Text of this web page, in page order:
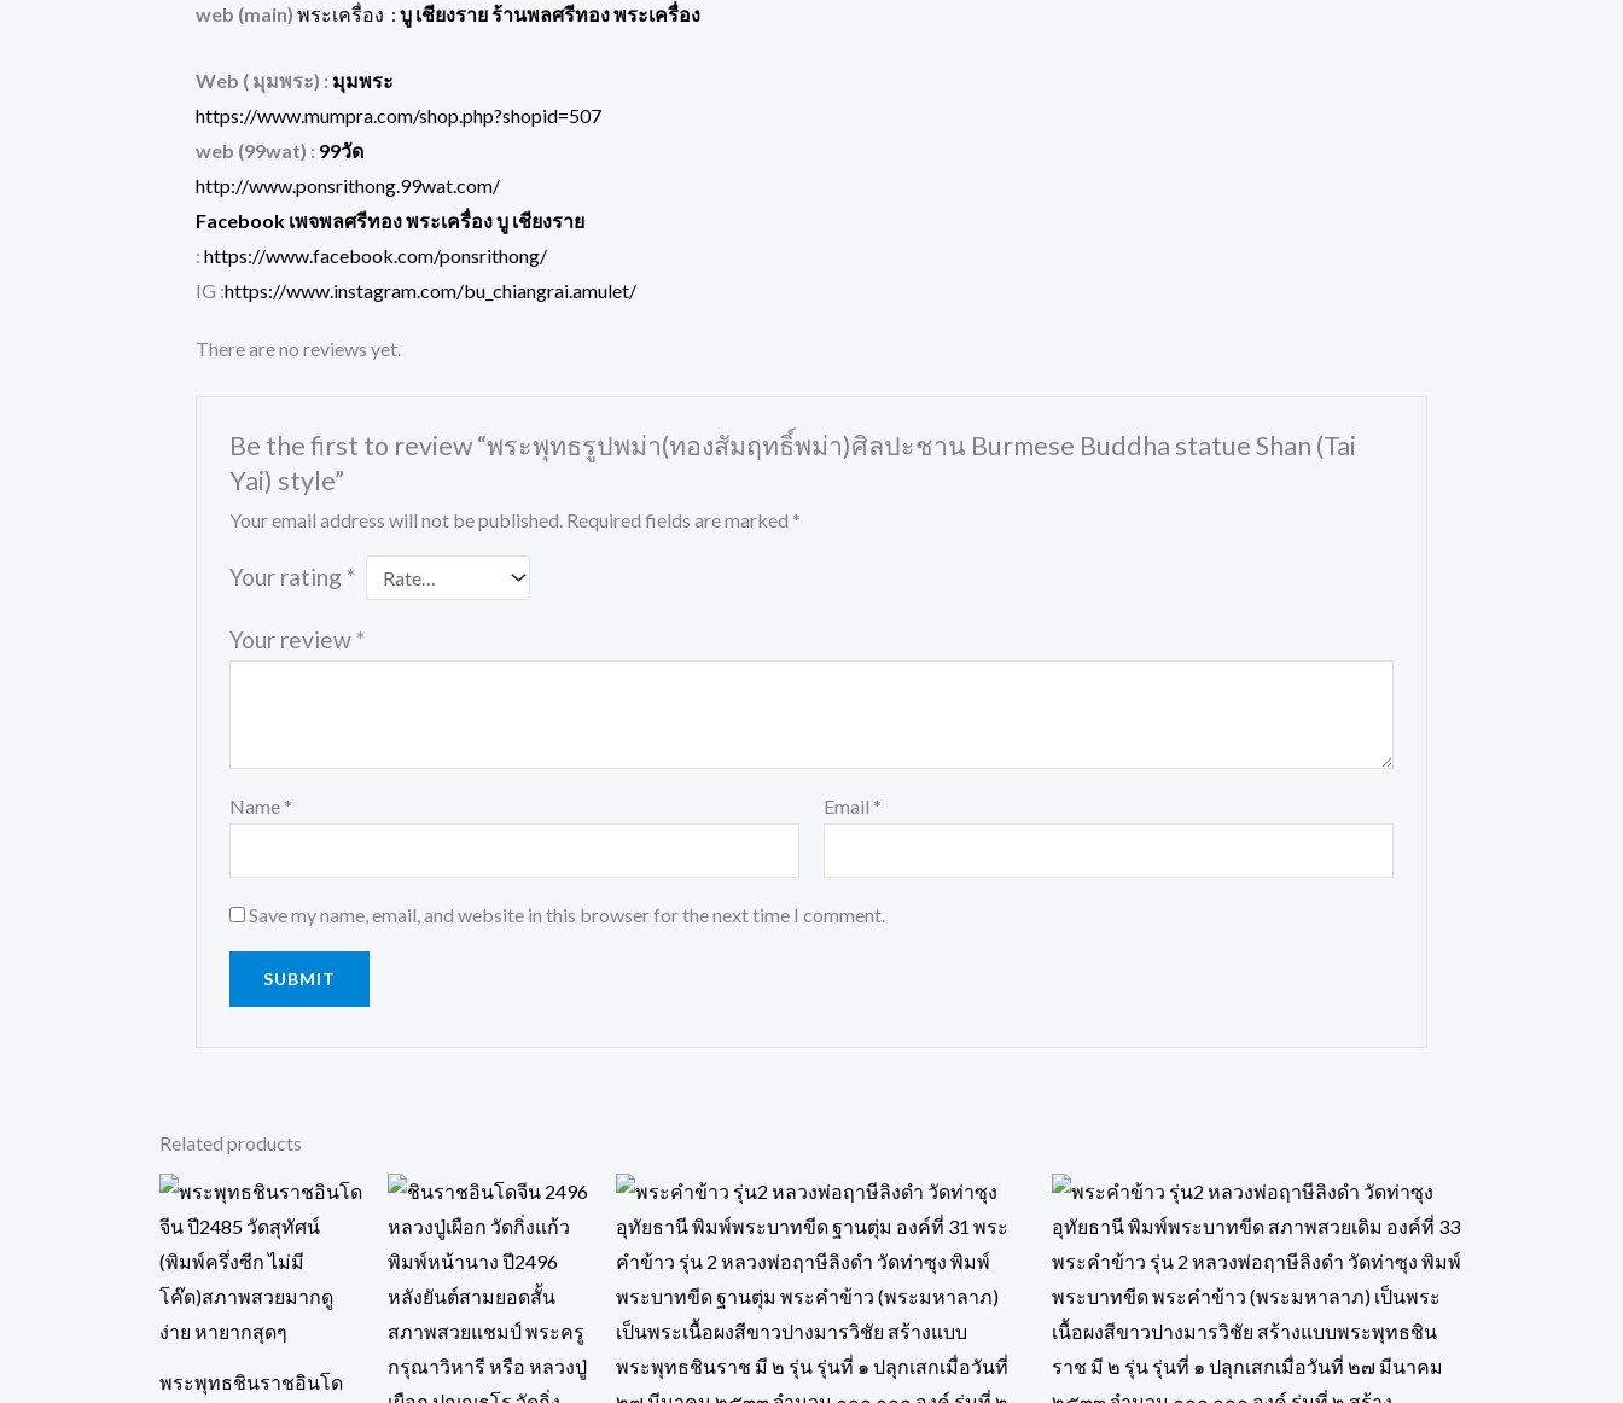
web (main) พระเครื่อง : บู เชียงราย ร้านพลศรีทอง พระเครื่อง
Web ( มุมพระ) : มุมพระ
https://www.mumpra.com/shop.php?shopid=507
web (99wat) : 99วัด
http://www.ponsrithong.99wat.com/
Facebook เพจพลศรีทอง พระเครื่อง บู เชียงราย
: https://www.facebook.com/ponsrithong/
IG :https://www.instagram.com/bu_chiangrai.amulet/
There are no reviews yet.
Be the first to review “พระพุทธรูปพม่า(ทองสัมฤทธิ์พม่า)ศิลปะชาน Burmese Buddha statue Shan (Tai
Yai) style”
Your email address will not be published. Required fields are marked *
Your rating *
Your review *
Name * Email *
Save my name, email, and website in this browser for the next time I comment.
Related products
พระพุทธชินราชอินโด